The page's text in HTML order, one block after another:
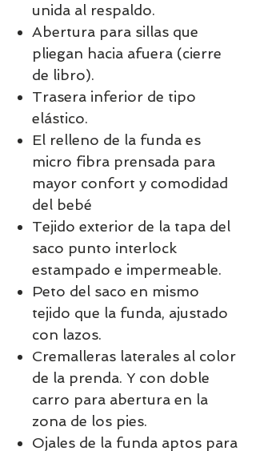
unida al respaldo.
Abertura para sillas que
pliegan hacia afuera (cierre
de libro).
Trasera inferior de tipo
elástico.
El relleno de la funda es
micro fibra prensada para
mayor confort y comodidad
del bebé
Tejido exterior de la tapa del
saco punto interlock
estampado e impermeable.
Peto del saco en mismo
tejido que la funda, ajustado
con lazos.
Cremalleras laterales al color
de la prenda. Y con doble
carro para abertura en la
zona de los pies.
Ojales de la funda aptos para